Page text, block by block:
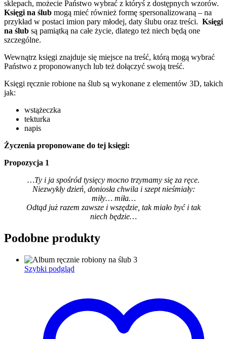
sklepach, możecie Państwo wybrać z któryś z dostępnych wzorów.
Księgi na ślub mogą mieć również formę spersonalizowaną – na
przykład w postaci imion pary młodej, daty ślubu oraz treści. Księgi
na ślub są pamiątką na całe życie, dlatego też niech będą one
szczególne.
Wewnątrz księgi znajduje się miejsce na treść, którą mogą wybrać
Państwo z proponowanych lub też dołączyć swoją treść.
Księgi ręcznie robione na ślub są wykonane z elementów 3D, takich
jak:
wstążeczka
tekturka
napis
Życzenia proponowane do tej księgi:
Propozycja 1
…Ty i ja spośród tysięcy mocno trzymamy się za ręce.
Niezwykły dzień, doniosła chwila i szept nieśmiały:
miły… miła…
Odtąd już razem zawsze i wszędzie, tak miało być i tak
niech będzie…
Podobne produkty
Szybki podgląd